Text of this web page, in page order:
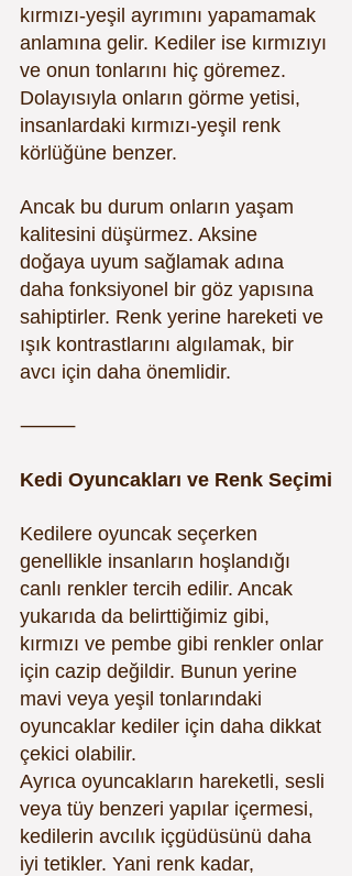
kırmızı-yeşil ayrımını yapamamak
anlamına gelir. Kediler ise kırmızıyı
ve onun tonlarını hiç göremez.
Dolayısıyla onların görme yetisi,
insanlardaki kırmızı-yeşil renk
körlüğüne benzer.
Ancak bu durum onların yaşam
kalitesini düşürmez. Aksine
doğaya uyum sağlamak adına
daha fonksiyonel bir göz yapısına
sahiptirler. Renk yerine hareketi ve
ışık kontrastlarını algılamak, bir
avcı için daha önemlidir.
⸻
Kedi Oyuncakları ve Renk Seçimi
Kedilere oyuncak seçerken
genellikle insanların hoşlandığı
canlı renkler tercih edilir. Ancak
yukarıda da belirttiğimiz gibi,
kırmızı ve pembe gibi renkler onlar
için cazip değildir. Bunun yerine
mavi veya yeşil tonlarındaki
oyuncaklar kediler için daha dikkat
çekici olabilir.
Ayrıca oyuncakların hareketli, sesli
veya tüy benzeri yapılar içermesi,
kedilerin avcılık içgüdüsünü daha
iyi tetikler. Yani renk kadar,